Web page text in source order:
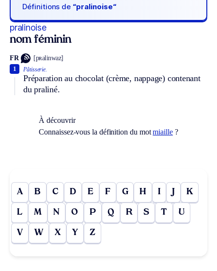
Définitions de “pralinoise“
pralinoise
nom féminin
FR [pʀalinwaz]
Pâtisserie.
Préparation au chocolat (crème, nappage) contenant
du praliné.
1
À découvrir
Connaissez-vous la définition du motmiaille?
A B C D E F G H I J K
L M N O P Q R S T U
V W X Y Z